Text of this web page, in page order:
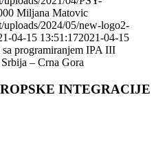
Miljana Matovic
uploads/2024/05/new-logo2-
04-15 13:51:172021-04-15
programiranjem IPA III
– Crna Gora
INTEGRACIJE